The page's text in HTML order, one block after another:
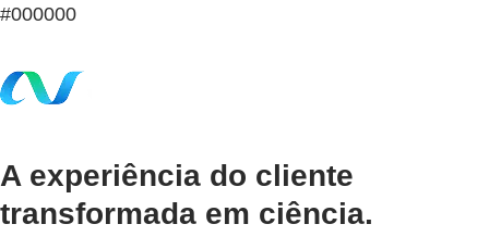
#000000
A experiência do cliente
transformada em ciência.